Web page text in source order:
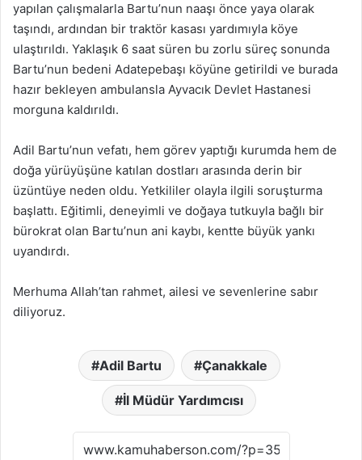
yapılan çalışmalarla Bartu’nun naaşı önce yaya olarak
taşındı, ardından bir traktör kasası yardımıyla köye
ulaştırıldı. Yaklaşık 6 saat süren bu zorlu süreç sonunda
Bartu’nun bedeni Adatepebaşı köyüne getirildi ve burada
hazır bekleyen ambulansla Ayvacık Devlet Hastanesi
morguna kaldırıldı.
Adil Bartu’nun vefatı, hem görev yaptığı kurumda hem de
doğa yürüyüşüne katılan dostları arasında derin bir
üzüntüye neden oldu. Yetkililer olayla ilgili soruşturma
başlattı. Eğitimli, deneyimli ve doğaya tutkuyla bağlı bir
bürokrat olan Bartu’nun ani kaybı, kentte büyük yankı
uyandırdı.
Merhuma Allah’tan rahmet, ailesi ve sevenlerine sabır
diliyoruz.
Adil Bartu Çanakkale
İl Müdür Yardımcısı